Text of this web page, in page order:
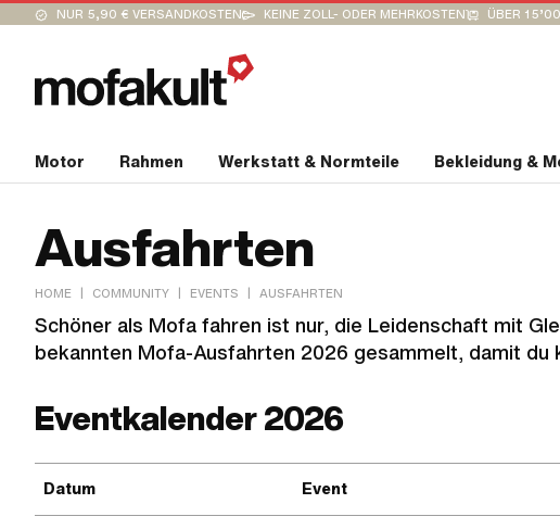
NUR 5,90 € VERSANDKOSTEN KEINE ZOLL- ODER MEHRKOSTEN ÜBER
Motor Rahmen Werkstatt & Normteile Bekleidung &
Ausfahrten
HOME | COMMUNITY | EVENTS | AUSFAHRTEN
Schöner als Mofa fahren ist nur, die Leidenschaft mit
bekannten Mofa-Ausfahrten 2026 gesammelt, damit du
Eventkalender 2026
Datum Event